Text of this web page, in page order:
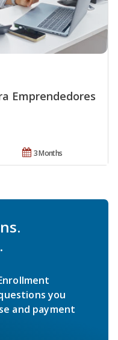
Emprendedores
3 Months
you
and payment